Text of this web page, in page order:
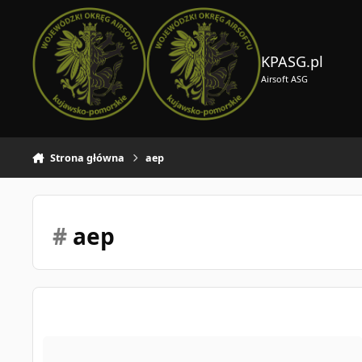
Skocz do zawartości
KPASG.pl
Airsoft ASG
Strona główna aep
#aep